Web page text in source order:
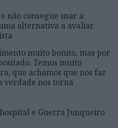
não consegue usar a
alternativa a avaliar.
muito bonito, mas por
Temos muito
que achamos que nos faz
verdade nos torna
e Guerra Junqueiro